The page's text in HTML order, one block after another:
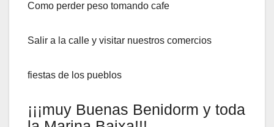
Como perder peso tomando cafe
Salir a la calle y visitar nuestros comercios
fiestas de los pueblos
¡¡¡muy Buenas Benidorm y toda